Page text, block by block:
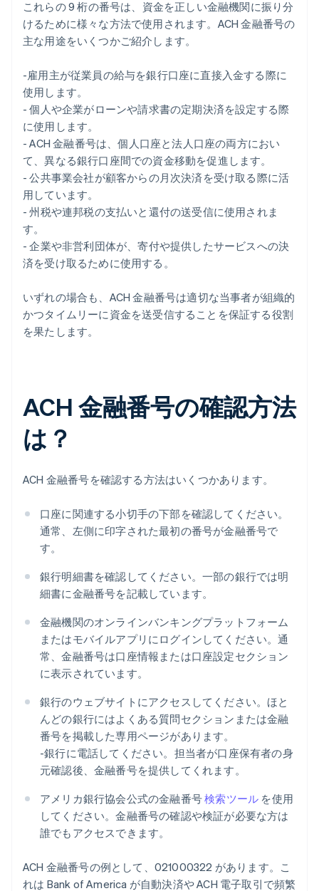
これらの 9 桁の番号は、資金を正しい金融機関に振り分
けるために様々な方法で使用されます。ACH 金融番号の
主な用途をいくつかご紹介します。
-雇用主が従業員の給与を銀行口座に直接入金する際に
使用します。
- 個人や企業がローンや請求書の定期決済を設定する際
に使用します。
- ACH 金融番号は、個人口座と法人口座の両方におい
て、異なる銀行口座間での資金移動を促進します。
- 公共事業会社が顧客からの月次決済を受け取る際に活
用しています。
- 州税や連邦税の支払いと還付の送受信に使用されま
す。
- 企業や非営利団体が、寄付や提供したサービスへの決
済を受け取るために使用する。
いずれの場合も、ACH 金融番号は適切な当事者が組織的
かつタイムリーに資金を送受信することを保証する役割
を果たします。
ACH 金融番号の確認方法
は？
ACH 金融番号を確認する方法はいくつかあります。
口座に関連する小切手の下部を確認してください。
通常、左側に印字された最初の番号が金融番号で
す。
銀行明細書を確認してください。一部の銀行では明
細書に金融番号を記載しています。
金融機関のオンラインバンキングプラットフォーム
またはモバイルアプリにログインしてください。通
常、金融番号は口座情報または口座設定セクション
に表示されています。
銀行のウェブサイトにアクセスしてください。ほと
んどの銀行にはよくある質問セクションまたは金融
番号を掲載した専用ページがあります。
-銀行に電話してください。担当者が口座保有者の身
元確認後、金融番号を提供してくれます。
アメリカ銀行協会公式の金融番号検索ツール を使用
してください。金融番号の確認や検証が必要な方は
誰でもアクセスできます。
ACH 金融番号の例として、021000322 があります。こ
れは Bank of America が自動決済や ACH 電子取引で頻繁